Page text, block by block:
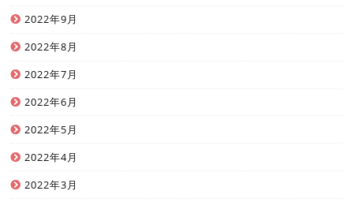
2022年9月
2022年8月
2022年7月
2022年6月
2022年5月
2022年4月
2022年3月